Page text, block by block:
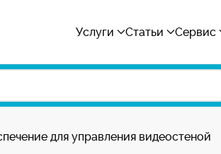
Услуги Статьи Сервис
для управления видеостеной